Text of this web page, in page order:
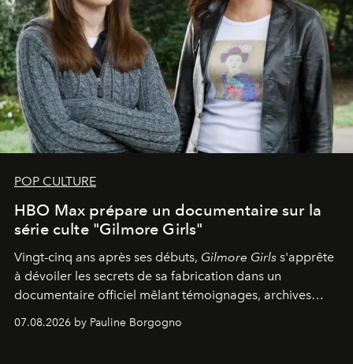
POP CULTURE
HBO Max prépare un documentaire sur la
série culte "Gilmore Girls"
Vingt-cinq ans après ses débuts, Gilmore Girls s'apprête
à dévoiler les secrets de sa fabrication dans un
documentaire officiel mêlant témoignages, archives
générationnel.
07.08.2026 by Pauline Borgogno